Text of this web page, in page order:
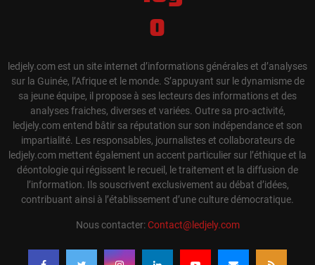
ledjely.com est un site internet d’informations générales et d’analyses
sur la Guinée, l’Afrique et le monde. S’appuyant sur le dynamisme de
sa jeune équipe, il propose à ses lecteurs des informations et des
analyses fraiches, diverses et variées. Outre sa pro-activité,
ledjely.com entend bâtir sa réputation sur son indépendance et son
impartialité. Les responsables, journalistes et collaborateurs de
ledjely.com mettent également un accent particulier sur l’éthique et la
déontologie qui régissent le recueil, le traitement et la diffusion de
l’information. Ils souscrivent exclusivement au débat d’idées,
contribuant ainsi à l’établissement d’une culture démocratique.
Nous contacter:Contact@ledjely.com